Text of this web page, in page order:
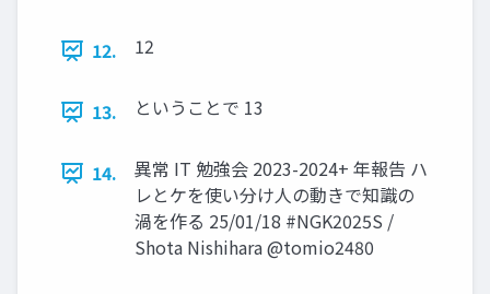
12. 12
13. ということで 13
14.
異常 IT 勉強会 2023-2024+ 年報告 ハ
レとケを使い分け人の動きで知識の
渦を作る 25/01/18 #NGK2025S /
Shota Nishihara @tomio2480